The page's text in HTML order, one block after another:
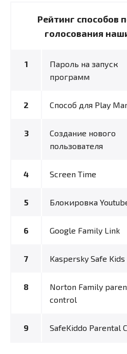
Рейтинг способов
голосования
Пароль на запуск
программ
Способ для Play
Создание нового
пользователя
Screen Time
Блокировка
Google Family Link
Kaspersky Safe Kids
Norton Family
control
SafeKiddo Parental